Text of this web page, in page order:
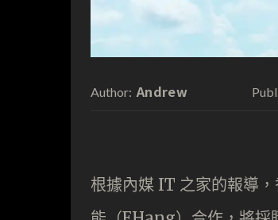
Author: Andrew
根據內媒 IT 之家的報導